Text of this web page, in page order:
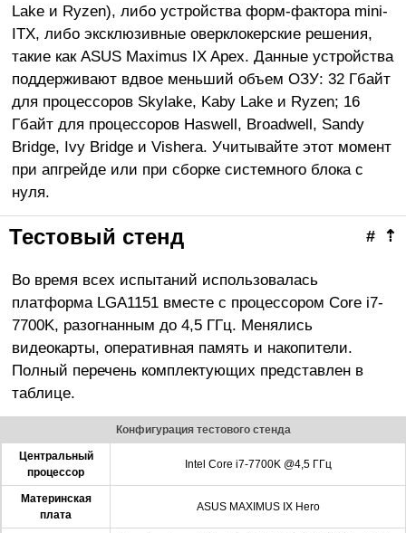
Lake и Ryzen), либо устройства форм-фактора mini-
ITX, либо эксклюзивные оверклокерские решения,
такие как ASUS Maximus IX Apex. Данные устройства
поддерживают вдвое меньший объем ОЗУ: 32 Гбайт
для процессоров Skylake, Kaby Lake и Ryzen; 16
Гбайт для процессоров Haswell, Broadwell, Sandy
Bridge, Ivy Bridge и Vishera. Учитывайте этот момент
при апгрейде или при сборке системного блока с
нуля.
⇡
#
Тестовый стенд
Во время всех испытаний использовалась
платформа LGA1151 вместе с процессором Core i7-
7700K, разогнанным до 4,5 ГГц. Менялись
видеокарты, оперативная память и накопители.
Полный перечень комплектующих представлен в
таблице.
Конфигурация тестового стенда
Центральный
процессор
Intel Core i7-7700K @4,5 ГГц
Материнская
плата
ASUS MAXIMUS IX Hero